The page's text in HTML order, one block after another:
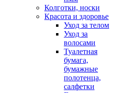
Колготки, носки
Красота и здоровье
Уход за телом
Уход за
волосами
Туалетная
бумага,
бумажные
полотенца,
салфетки